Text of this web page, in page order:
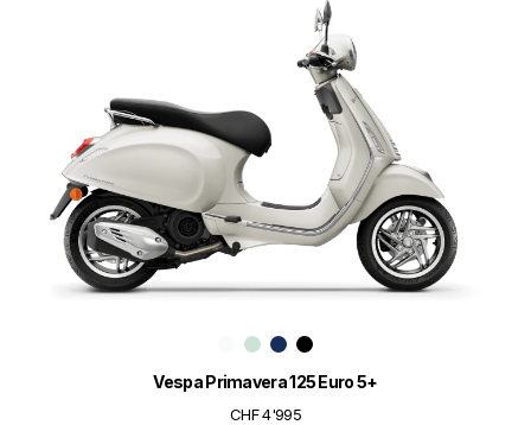
Vespa Primavera 125 Euro 5+
CHF 4'995